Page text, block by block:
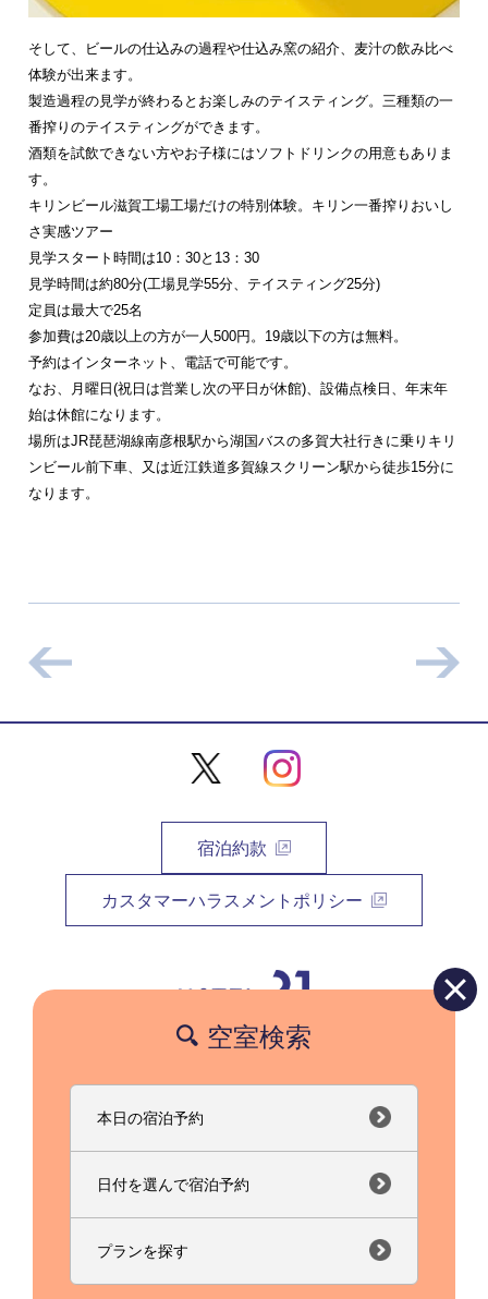
そして、ビールの仕込みの過程や仕込み窯の紹介、麦汁の飲み比べ
体験が出来ます。
製造過程の見学が終わるとお楽しみのテイスティング。三種類の一
番搾りのテイスティングができます。
酒類を試飲できない方やお子様にはソフトドリンクの用意もありま
す。
キリンビール滋賀工場工場だけの特別体験。キリン一番搾りおいし
さ実感ツアー
見学スタート時間は10：30と13：30
見学時間は約80分(工場見学55分、テイスティング25分)
定員は最大で25名
参加費は20歳以上の方が一人500円。19歳以下の方は無料。
予約はインターネット、電話で可能です。
なお、月曜日(祝日は営業し次の平日が休館)、設備点検日、年末年
始は休館になります。
場所はJR琵琶湖線南彦根駅から湖国バスの多賀大社行きに乗りキリ
ンビール前下車、又は近江鉄道多賀線スクリーン駅から徒歩15分に
なります。
宿泊約款
カスタマーハラスメントポリシー
フリーダイヤル(携帯対応)：0120-21-9320
TEL：077-564-2121 FAX：077-564-8503
0120-21-9320
空室検索
本日の宿泊予約
日付を選んで宿泊予約
プランを探す